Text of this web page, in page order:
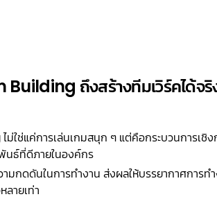
Building ถึงสร้างทีมเวิร์คได้
ไม่ใช่แค่การเล่นเกมสนุก ๆ แต่คือกระบวนการเ
นธ์ที่ดีภายในองค์กร
มกดดันในการทำงาน ส่งผลให้บรรยากาศการท
ลายเท่า